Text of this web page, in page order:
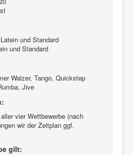
und Standard
und Standard
Walzer, Tango, Quickstep
Jive
vier Wettbewerbe (nach
wir der Zeitplan ggf.
gilt: